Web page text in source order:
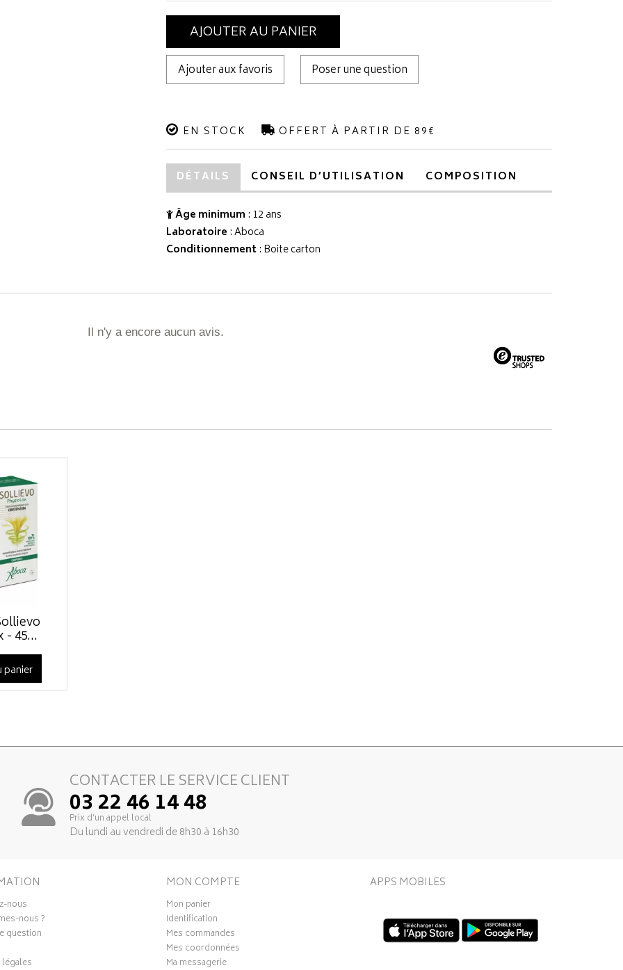
AJOUTER AU PANIER
Ajouter aux favoris Poser une question
EN STOCK OFFERT À PARTIR DE 89€
DÉTAILS CONSEIL D’UTILISATION COMPOSITION
Âge minimum : 12 ans
Laboratoire :Aboca
Conditionnement : Boite carton
Il n'y a encore aucun avis.
- 45...
panier
CONTACTER LE SERVICE CLIENT
03 22 46 14 48
Prix d’un appel local
Du lundi au vendredi de 8h30 à 16h30
nous
nous ?
question
MON COMPTE
Mon panier
Identification
Mes commandes
Mes coordonnées
Ma messagerie
APPS MOBILES